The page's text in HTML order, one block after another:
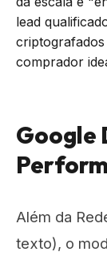
lead
comprador
Google
Além da
texto), o